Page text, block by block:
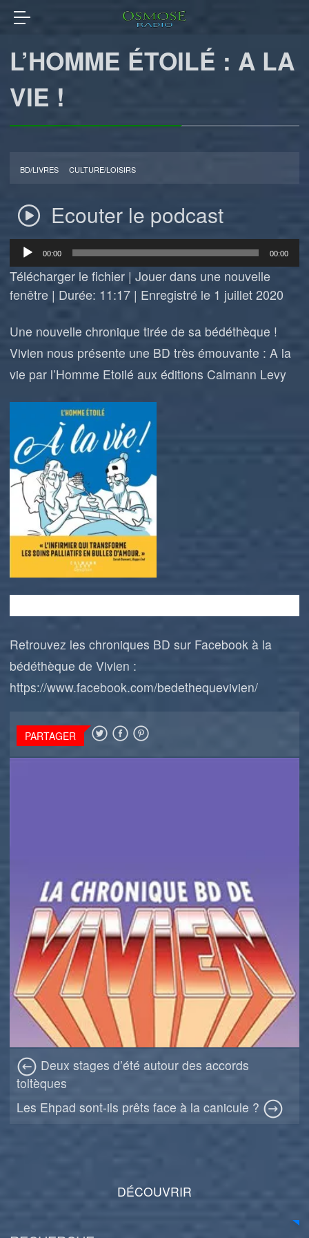
L’HOMME ÉTOILÉ : A LA
VIE !
BD/LIVRES CULTURE/LOISIRS
Ecouter le podcast
Lecteur
audio
00:00 00:00
Télécharger le fichier |Jouer dans une nouvelle
fenêtre | Durée: 11:17 | Enregistré le 1 juillet 2020
Une nouvelle chronique tirée de sa bédéthèque !
Vivien nous présente une BD très émouvante : A la
vie par l’Homme Etoilé aux éditions Calmann Levy
Retrouvez les chroniques BD sur Facebook à la
bédéthèque de Vivien :
https://www.facebook.com/bedethequevivien/
PARTAGER
Deux stages d’été autour des accords
toltèques
Les Ehpad sont-ils prêts face à la canicule ?
DÉCOUVRIR